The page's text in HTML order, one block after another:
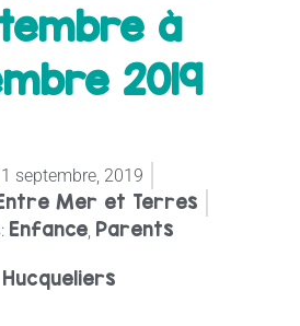
à
2019
septembre, 2019
Mer et Terres
Enfance Parents
Hucqueliers